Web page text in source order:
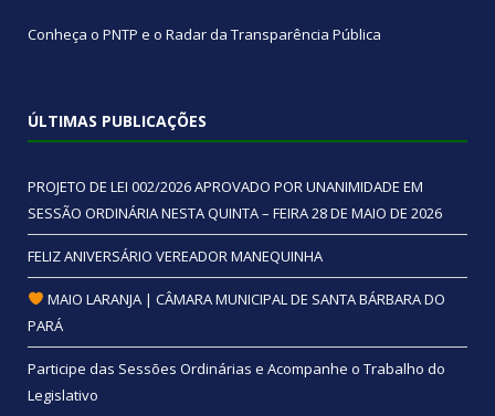
Conheça o PNTP e o Radar da Transparência Pública
ÚLTIMAS PUBLICAÇÕES
PROJETO DE LEI 002/2026 APROVADO POR UNANIMIDADE EM
SESSÃO ORDINÁRIA NESTA QUINTA – FEIRA 28 DE MAIO DE 2026
FELIZ ANIVERSÁRIO VEREADOR MANEQUINHA
MAIO LARANJA | CÂMARA MUNICIPAL DE SANTA BÁRBARA DO
PARÁ
Participe das Sessões Ordinárias e Acompanhe o Trabalho do
Legislativo